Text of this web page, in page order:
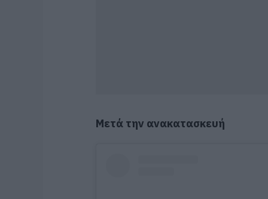
Μετά την ανακατασκευή